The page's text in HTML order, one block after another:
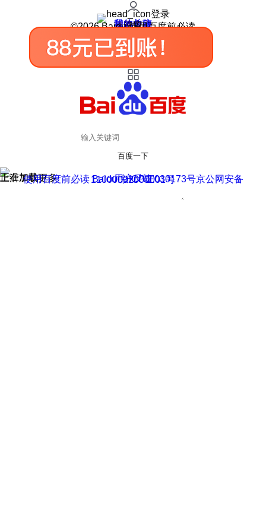
登录
我的关注
我的收藏
皮肤中心
用户反馈
设置
©2026 Baidu 使用百度前必读
百度一下
正在加载
上滑加载更多 用户反馈
使用百度前必读 Baidu 京ICP证030173号
京公网安备11000002000001号